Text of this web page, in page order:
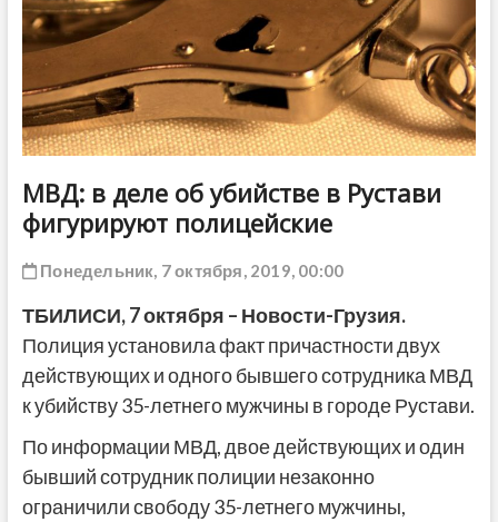
МВД: в деле об убийстве в Рустави
фигурируют полицейские
Понедельник, 7 октября, 2019, 00:00
ТБИЛИСИ,7 октября – Новости-Грузия.
Полиция установила факт причастности двух
действующих и одного бывшего сотрудника МВД
к убийству 35-летнего мужчины в городе Рустави.
По информации МВД, двое действующих и один
бывший сотрудник полиции незаконно
ограничили свободу 35-летнего мужчины,